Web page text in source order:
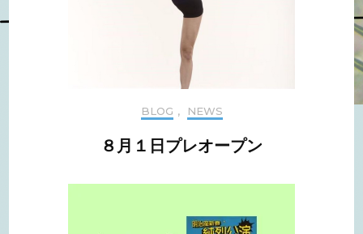
BLOG , NEWS
８月１日プレオープン